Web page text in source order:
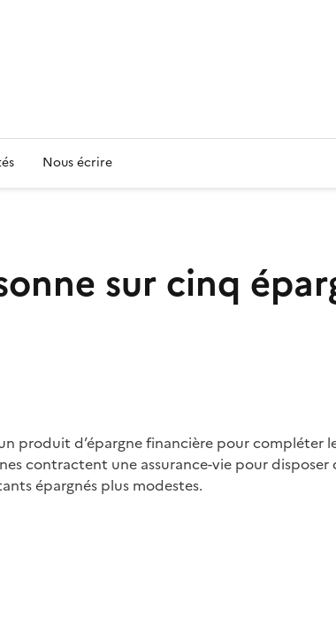
Nous écrire
sur cinq
produit d’épargne financière pour compléter
contractent une assurance-vie pour
épargnés plus modestes.